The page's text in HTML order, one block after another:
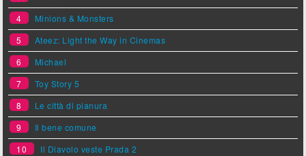
4
Minions & Monsters
5
Ateez: Light the Way in Cinemas
6
Michael
7
Toy Story 5
8
Le città di pianura
9
Il bene comune
10
Il Diavolo veste Prada 2